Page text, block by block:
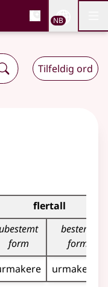
og
NB
Tilfeldig ord
flertall
ubestemt
form
bestemt
form
urmakerne